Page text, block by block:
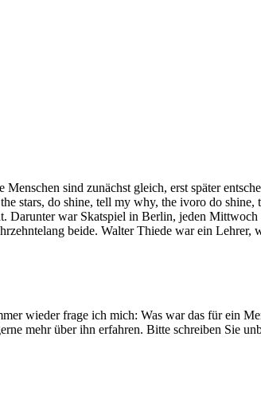
sind zunächst gleich, erst später
stars, do shine, tell my why, the ivoro do shine,
war Skatspiel in Berlin, jeden Mittwoch
beide. Walter Thiede war ein Lehrer,
wieder frage ich mich: Was war das für ein
mehr über ihn erfahren. Bitte schreiben Sie